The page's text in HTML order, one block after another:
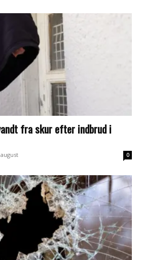
fra skur efter indbrud i
0